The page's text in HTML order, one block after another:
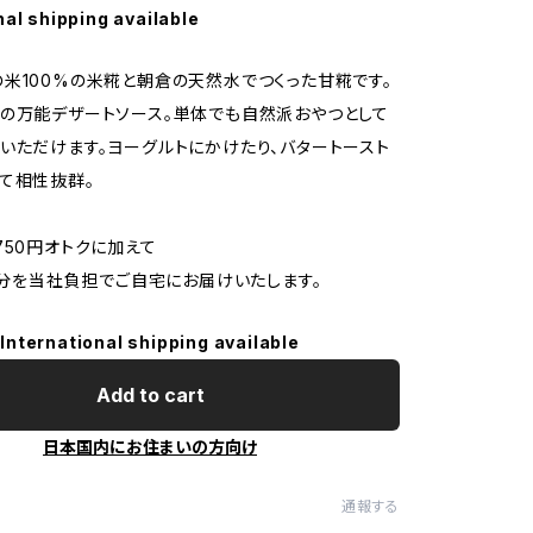
shipping available
100%の米糀と朝倉の天然水でつくった甘糀です。
万能デザートソース。単体でも自然派おやつとして
ただけます。ヨーグルトにかけたり、バタートースト
相性抜群。
円オトクに加えて
を当社負担でご自宅にお届けいたします。
International shipping available
Add to cart
日本国内にお住まいの方向け
通報する